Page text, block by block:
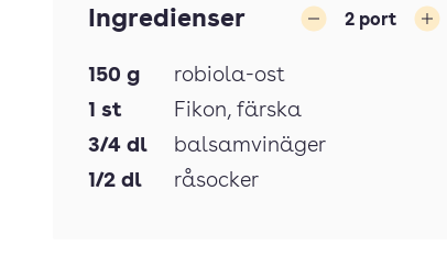
Ingredienser 2 port
150 g
robiola-ost
1 st Fikon, färska
3/4 dl
balsamvinäger
1/2 dl råsocker